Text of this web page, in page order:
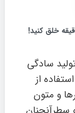
خلق کنید!
سادگی
از
و متون